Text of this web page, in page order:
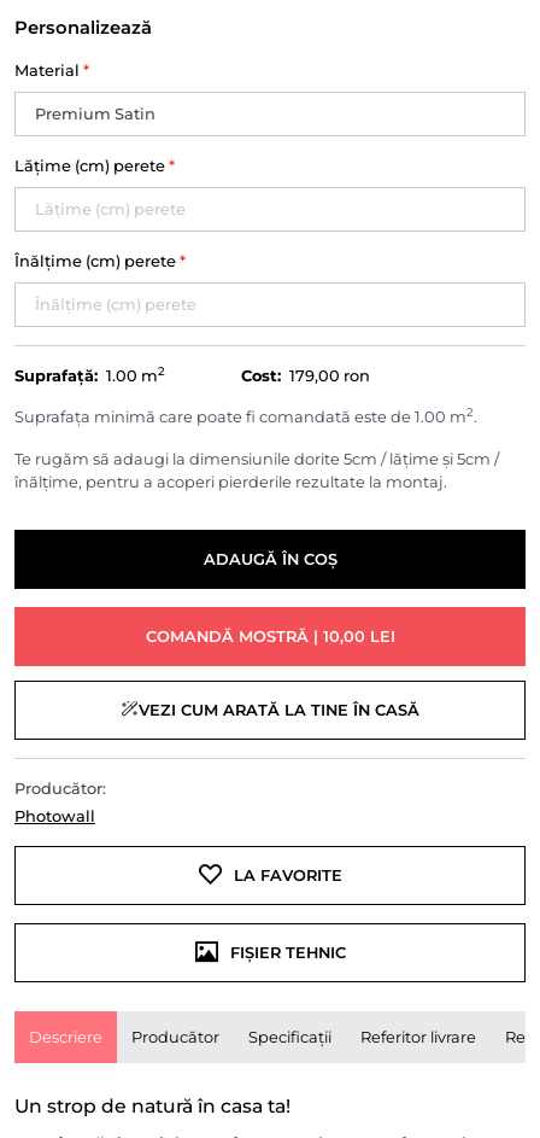
Personalizează
Material *
Lățime (cm) perete *
Înălțime (cm) perete *
Suprafață: 1.00 m2 Cost: 179,00 ron
Suprafața minimă care poate fi comandată este de 1.00 m2.
Te rugăm să adaugi la dimensiunile dorite 5cm / lățime și 5cm /
înălțime, pentru a acoperi pierderile rezultate la montaj.
ADAUGĂ ÎN COȘ
COMANDĂ MOSTRĂ | 10,00 LEI
VEZI CUM ARATĂ LA TINE ÎN CASĂ
Producător:
Photowall
LA FAVORITE
FIȘIER TEHNIC
Descriere Producător Specificații Referitor livrare
Un strop de natură în casa ta!